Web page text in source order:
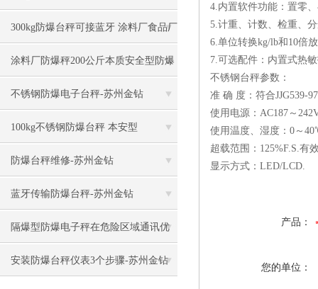
ibIIT4,bllBT4,iallCT5
300kg防爆台秤可接蓝牙 涂料厂食品厂
2区防爆秤
涂料厂防爆秤200公斤本质安全型防爆
台秤 带RS232通讯
不锈钢防爆电子台秤-苏州金钻
100kg不锈钢防爆台秤 本安型
防爆台秤维修-苏州金钻
蓝牙传输防爆台秤-苏州金钻
隔爆型防爆电子秤在危险区域通讯优
缺点
安装防爆台秤仪表3个步骤-苏州金钻
4.内置软件功能：置零
5.计重、计数、检重、
6.单位转换kg/lb和10倍
7.可选配件：内置式热
不锈钢台秤参数：
准 确 度：符合JJG539-
使用电源：AC187～
使用温度、湿度：0～
超载范围：125%F.S.有
显示方式：LED/LCD.
产品：
您的单位：